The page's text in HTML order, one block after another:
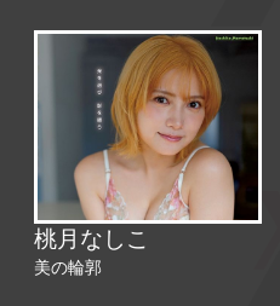
桃月なしこ
美の輪郭